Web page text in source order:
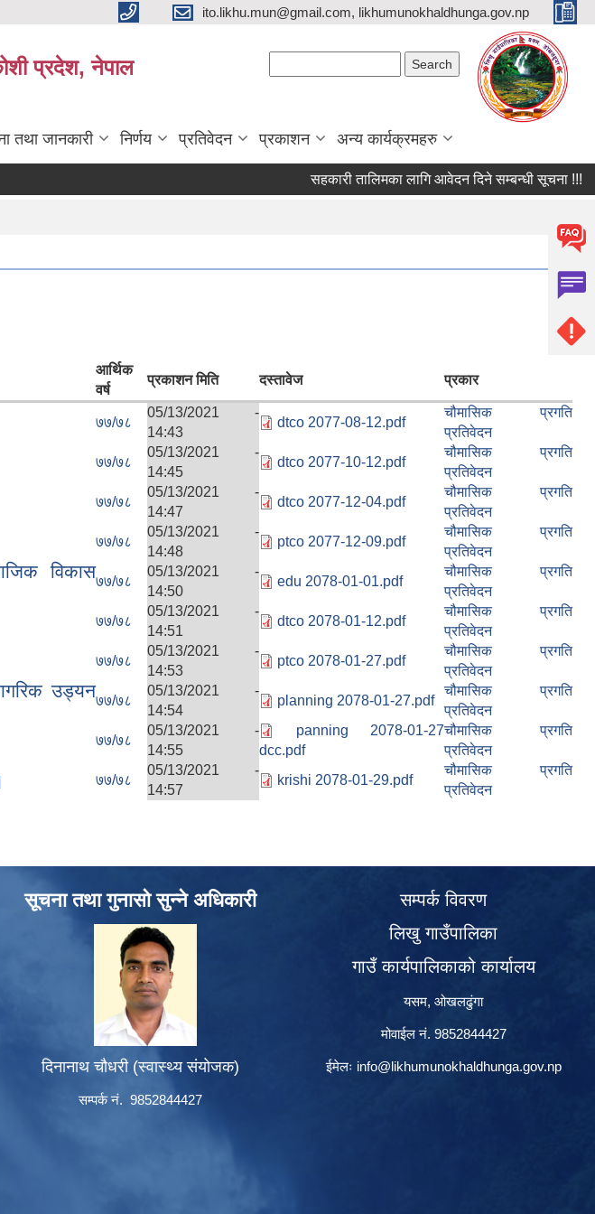
ito.likhu.mun@gmail.com, likhumunokhaldhunga.gov.np
प्रदेश, नेपाल
तथा जानकारी निर्णय प्रतिवेदन प्रकाशन अन्य कार्यक्रमहरु
सहकारी तालिमका लागि आवेदन दिने सम्बन्धी सूचना !!!
आर्थिक
वर्ष
प्रकाशन मिति दस्तावेज प्रकार
७७/७८
05/13/2021 -
14:43
dtco 2077-08-12.pdf
चौमासिक प्रगति
प्रतिवेदन
७७/७८
05/13/2021 -
14:45
dtco 2077-10-12.pdf
चौमासिक प्रगति
प्रतिवेदन
७७/७८
05/13/2021 -
14:47
dtco 2077-12-04.pdf
चौमासिक प्रगति
प्रतिवेदन
७७/७८
05/13/2021 -
14:48
ptco 2077-12-09.pdf
चौमासिक प्रगति
प्रतिवेदन
विकास७७/७८
05/13/2021 -
14:50
edu 2078-01-01.pdf
चौमासिक प्रगति
प्रतिवेदन
७७/७८
05/13/2021 -
14:51
dtco 2078-01-12.pdf
चौमासिक प्रगति
प्रतिवेदन
७७/७८
05/13/2021 -
14:53
ptco 2078-01-27.pdf
चौमासिक प्रगति
प्रतिवेदन
उड्यन७७/७८
05/13/2021 -
14:54
planning 2078-01-27.pdf
चौमासिक प्रगति
प्रतिवेदन
७७/७८
05/13/2021 -
14:55
panning 2078-01-27
dcc.pdf
चौमासिक प्रगति
प्रतिवेदन
७७/७८
05/13/2021 -
14:57
krishi 2078-01-29.pdf
चौमासिक प्रगति
प्रतिवेदन
सूचना तथा गुनासो सुन्ने अधिकारी
दिनानाथ चौधरी (स्वास्थ्य संयोजक)
सम्पर्क नं. 9852844427
सम्पर्क विवरण
लिखु गाउँपालिका
गाउँ कार्यपालिकाको कार्यालय
यसम, ओखलढुंगा
मोवाईल नं. 9852844427
ईमेलः info@likhumunokhaldhunga.gov.np